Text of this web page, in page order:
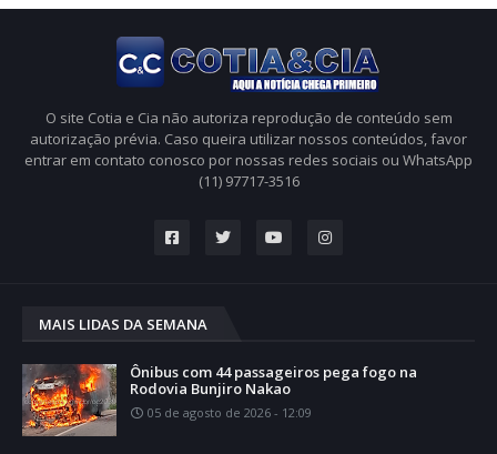
O site Cotia e Cia não autoriza reprodução de conteúdo sem
autorização prévia. Caso queira utilizar nossos conteúdos, favor
entrar em contato conosco por nossas redes sociais ou WhatsApp
(11) 97717-3516
MAIS LIDAS DA SEMANA
Ônibus com 44 passageiros pega fogo na
Rodovia Bunjiro Nakao
05 de agosto de 2026 - 12:09